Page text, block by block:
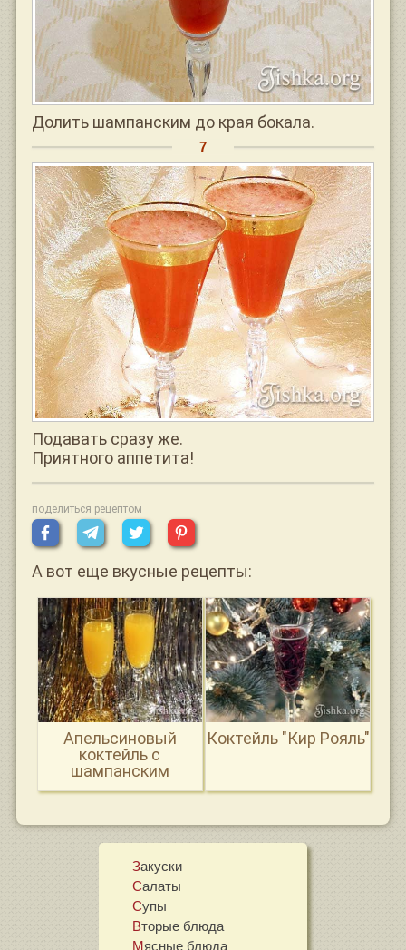
Долить шампанским до края бокала.
Подавать сразу же.
Приятного аппетита!
поделиться рецептом
А вот еще вкусные рецепты:
Апельсиновый
коктейль с
шампанским
"Мимоза"
Коктейль "Кир Рояль"
Закуски
Салаты
Супы
Вторые блюда
Мясные блюда